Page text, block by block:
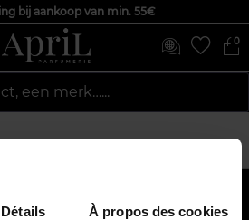
Détails À propos des cookies
bij aankoop van min. 55€
0
een merk…...